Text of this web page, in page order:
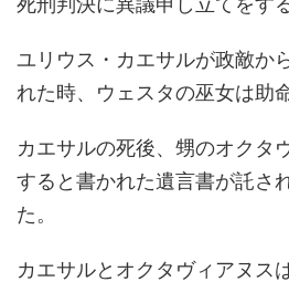
ユリウス・カエサルが政敵か
れた時、ウェスタの巫女は助
カエサルの死後、甥のオクタ
すると書かれた遺言書が託さ
た。
カエサルとオクタヴィアヌス